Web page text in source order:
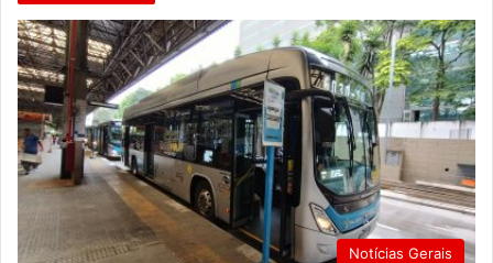
Notícias Gerais